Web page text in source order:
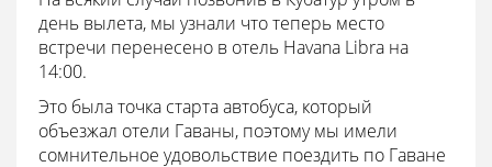
день вылета, мы узнали что теперь место
встречи перенесено в отель Havana Libra на
14:00.
Это была точка старта автобуса, который
объезжал отели Гаваны, поэтому мы имели
сомнительное удовольствие поездить по Гаване